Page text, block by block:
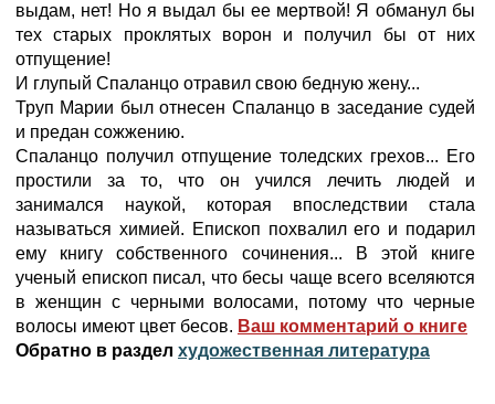
выдам, нет! Но я выдал бы ее мертвой! Я обманул бы
тех старых проклятых ворон и получил бы от них
отпущение!
И глупый Спаланцо отравил свою бедную жену...
Труп Марии был отнесен Спаланцо в заседание судей
и предан сожжению.
Спаланцо получил отпущение толедских грехов... Его
простили за то, что он учился лечить людей и
занимался наукой, которая впоследствии стала
называться химией. Епископ похвалил его и подарил
ему книгу собственного сочинения... В этой книге
ученый епископ писал, что бесы чаще всего вселяются
в женщин с черными волосами, потому что черные
волосы имеют цвет бесов. Ваш комментарий о книге
Обратно в раздел художественная литература